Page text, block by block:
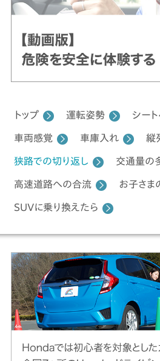
トップ 運転姿勢 シー
車両感覚 車庫入れ 縦
狭路での切り返し 交通量の
高速道路への合流 お子さま
SUVに乗り換えたら